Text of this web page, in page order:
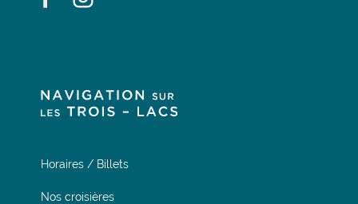
Horaires / Billets
Nos croisières